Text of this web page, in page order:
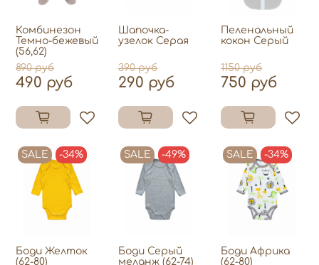
Комбинезон
Темно-бежевый
(56,62)
890 руб
490 руб
Шапочка-
узелок Серая
390 руб
290 руб
Пеленальный
кокон Серый
1150 руб
750 руб
SALE -34%
Боди Желток
(62-80)
SALE -49%
Боди Серый
меланж (62-74)
SALE -34%
Боди Африка
(62-80)